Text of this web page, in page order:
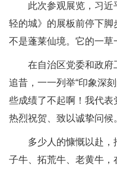
此次参观展览，习近
轻的城》的展板前停下脚
不是蓬莱仙境。它的一草
在自治区党委和政府
追昔，一一列举“印象深
些成绩了不起啊！我代
热烈祝贺、致以诚挚问候
多少人的慷慨以赴，
子牛、拓荒牛、老黄牛